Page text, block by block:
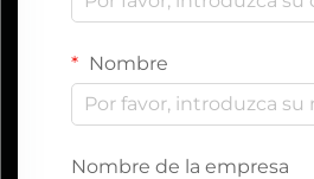
Nombre
Nombre de la empresa